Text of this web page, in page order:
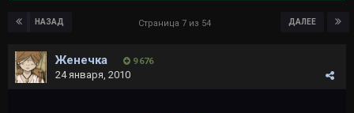
НАЗАД ДАЛЕЕ
Страница 7 из 54
Женечка 9 676
24 января, 2010